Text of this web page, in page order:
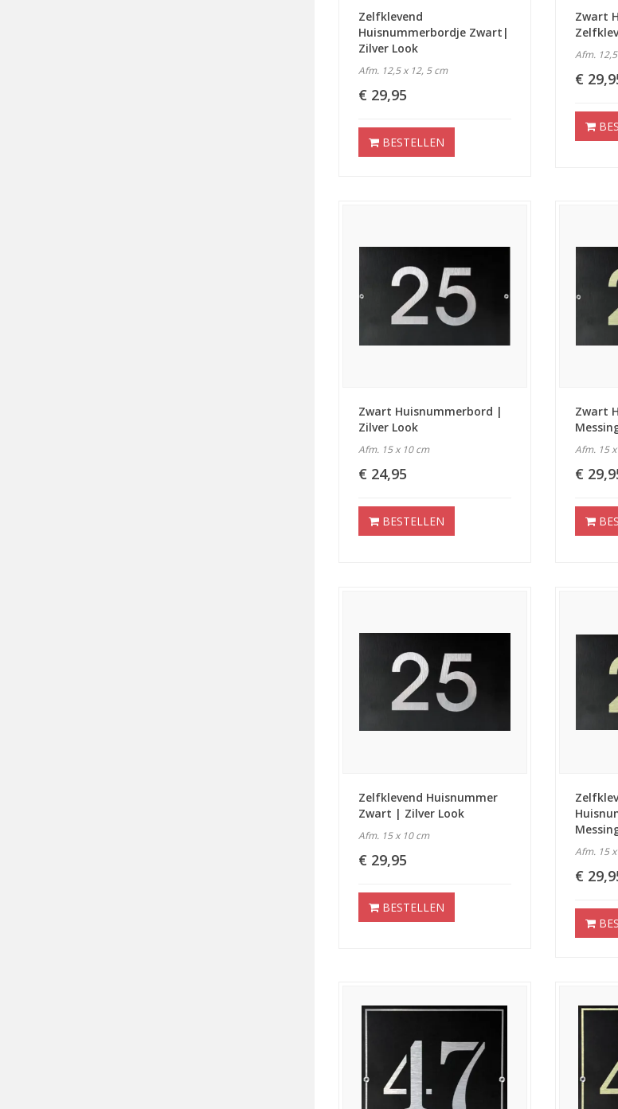
Zelfklevend
Huisnummerbordje Zwart|
Zilver Look
Afm. 12,5 x 12, 5 cm
€ 29,95
BESTELLEN
Zwart
Afm.
€
Zwart Huisnummerbord |
Zilver Look
Afm. 15 x 10 cm
€ 24,95
BESTELLEN
Zwart
Afm. 15
€
Zelfklevend Huisnummer
Zwart | Zilver Look
Afm. 15 x 10 cm
€ 29,95
BESTELLEN
Afm. 15
€